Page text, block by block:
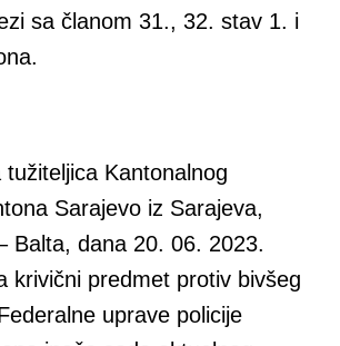
sa članom 31., 32. stav 1. i
tužiteljica Kantonalnog
Sarajevo iz Sarajeva,
Balta, dana 20. 06. 2023.
krivični predmet protiv bivšeg
uprave policije